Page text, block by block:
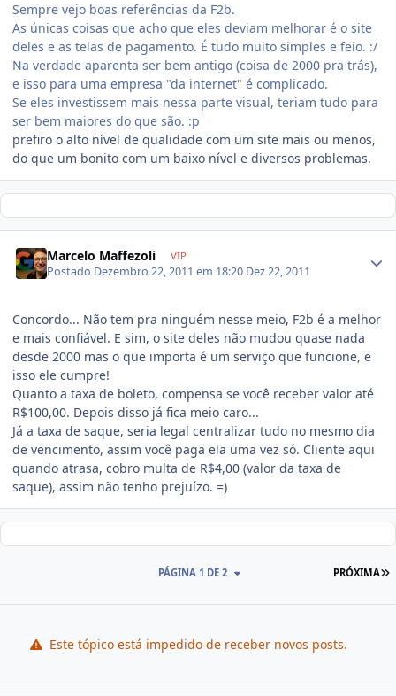
Sempre vejo boas referências da F2b.
As únicas coisas que acho que eles deviam melhorar é o site
deles e as telas de pagamento. É tudo muito simples e feio. :/
Na verdade aparenta ser bem antigo (coisa de 2000 pra trás),
e isso para uma empresa "da internet" é complicado.
Se eles investissem mais nessa parte visual, teriam tudo para
ser bem maiores do que são. :p
prefiro o alto nível de qualidade com um site mais ou menos,
do que um bonito com um baixo nível e diversos problemas.
Marcelo Maffezoli VIP
Postado Dezembro 22, 2011 em 18:20 Dez 22, 2011
Concordo... Não tem pra ninguém nesse meio, F2b é a melhor
e mais confiável. E sim, o site deles não mudou quase nada
desde 2000 mas o que importa é um serviço que funcione, e
isso ele cumpre!
Quanto a taxa de boleto, compensa se você receber valor até
R$100,00. Depois disso já fica meio caro...
Já a taxa de saque, seria legal centralizar tudo no mesmo dia
de vencimento, assim você paga ela uma vez só. Cliente aqui
quando atrasa, cobro multa de R$4,00 (valor da taxa de
saque), assim não tenho prejuízo. =)
PRÓXIMA
PÁGINA 1 DE 2
Este tópico está impedido de receber novos posts.